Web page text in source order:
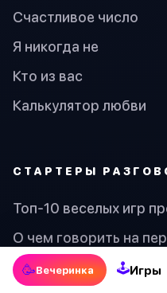
🥳Вечеринка 🕹Игры
Счастливое число
Я никогда не
Кто из вас
Калькулятор любви
СТАРТЕРЫ
Топ-10 веселых игр
О чем говорить на
разговора
40 праздничных